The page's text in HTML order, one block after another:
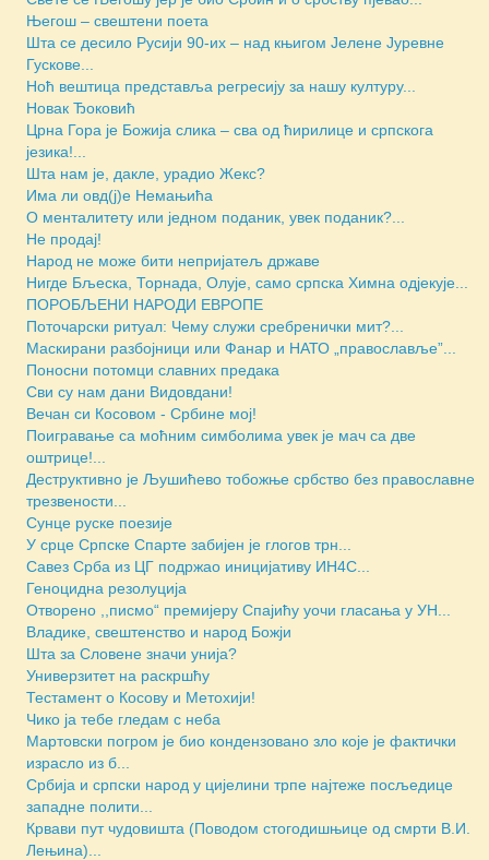
Његош – свештени поета
Шта се десило Русији 90-их – над књигом Јелене Јуревне
Гускове...
Ноћ вештица представља регресију за нашу културу...
Новак Ђоковић
Црна Гора је Божија слика – сва од ћирилице и српскога
језика!...
Шта нам је, дакле, урадио Жекс?
Има ли овд(ј)е Немањића
О менталитету или једном поданик, увек поданик?...
Не продај!
Народ не може бити непријатељ државе
Нигде Бљеска, Торнада, Олује, само српска Химна одјекује...
ПОРОБЉЕНИ НАРОДИ ЕВРОПЕ
Поточарски ритуал: Чему служи сребренички мит?...
Маскирани разбојници или Фанар и НАТО „православље”...
Поносни потомци славних предака
Сви су нам дани Видовдани!
Вечан си Косовом - Србине мој!
Поигравање са моћним симболима увек је мач са две
оштрице!...
Деструктивно је Љушићево тобожње србство без православне
трезвености...
Сунце руске поезије
У срце Српске Спарте забијен је глогов трн...
Савез Срба из ЦГ подржао иницијативу ИН4С...
Геноцидна резолуција
Отворено ,,писмо“ премијеру Спајићу уочи гласања у УН...
Владике, свештенство и народ Божји
Шта за Словене значи унија?
Универзитет на раскршћу
Тестамент о Косову и Метохији!
Чико ја тебе гледам с неба
Мартовски погром је био кондензовано зло које је фактички
израсло из б...
Србија и српски народ у цијелини трпе најтеже посљедице
западне полити...
Крвави пут чудовишта (Поводом стогодишњице од смрти В.И.
Лењина)...